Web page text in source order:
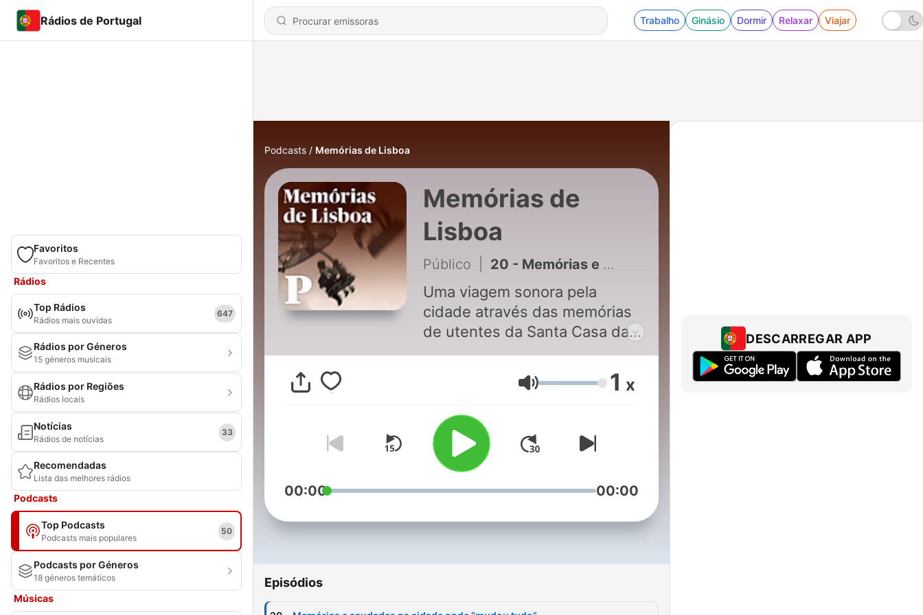
Rádios de Portugal Trabalho Ginásio Dormir Relaxar Viajar
Favoritos
Favoritos e Recentes
Rádios
Top Rádios
Rádios mais ouvidas
647
Rádios por Géneros
15 géneros musicais
Rádios por Regiões
Rádios locais
Notícias
Rádios de notícias
33
Recomendadas
Lista das melhores rádios
Podcasts
Top Podcasts
Podcasts mais populares
50
Podcasts por Géneros
18 géneros temáticos
Músicas
Podcasts Memórias de Lisboa
Memórias de
Lisboa
Público 20 - Memórias e saudades na cidade onde “mudou tudo”
Uma viagem sonora pela
cidade através das memórias
de utentes da Santa Casa da
Misericórdia de Lisboa.
Volume 1 x
00:00 00:00
Episódios
DESCARREGAR APP